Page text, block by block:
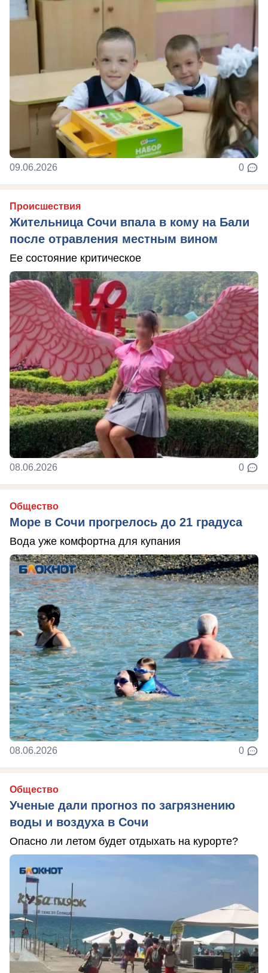
09.06.2026 0
Происшествия
Жительница Сочи впала в кому на Бали
после отравления местным вином
Ее состояние критическое
08.06.2026 0
Общество
Море в Сочи прогрелось до 21 градуса
Вода уже комфортна для купания
08.06.2026 0
Общество
Ученые дали прогноз по загрязнению
воды и воздуха в Сочи
Опасно ли летом будет отдыхать на курорте?